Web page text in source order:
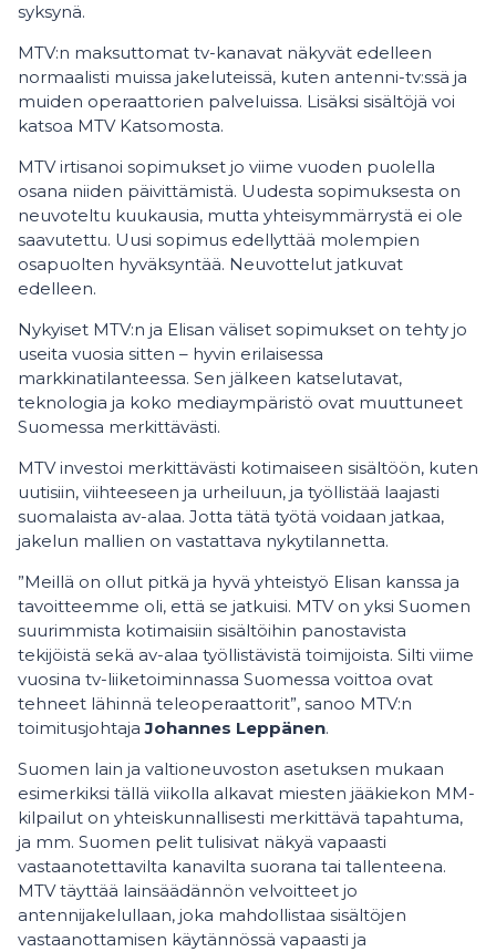
syksynä.
MTV:n maksuttomat tv-kanavat näkyvät edelleen
normaalisti muissa jakeluteissä, kuten antenni-tv:ssä ja
muiden operaattorien palveluissa. Lisäksi sisältöjä voi
katsoa MTV Katsomosta.
MTV irtisanoi sopimukset jo viime vuoden puolella
osana niiden päivittämistä. Uudesta sopimuksesta on
neuvoteltu kuukausia, mutta yhteisymmärrystä ei ole
saavutettu. Uusi sopimus edellyttää molempien
osapuolten hyväksyntää. Neuvottelut jatkuvat
edelleen.
Nykyiset MTV:n ja Elisan väliset sopimukset on tehty jo
useita vuosia sitten – hyvin erilaisessa
markkinatilanteessa. Sen jälkeen katselutavat,
teknologia ja koko mediaympäristö ovat muuttuneet
Suomessa merkittävästi.
MTV investoi merkittävästi kotimaiseen sisältöön, kuten
uutisiin, viihteeseen ja urheiluun, ja työllistää laajasti
suomalaista av-alaa. Jotta tätä työtä voidaan jatkaa,
jakelun mallien on vastattava nykytilannetta.
”Meillä on ollut pitkä ja hyvä yhteistyö Elisan kanssa ja
tavoitteemme oli, että se jatkuisi. MTV on yksi Suomen
suurimmista kotimaisiin sisältöihin panostavista
tekijöistä sekä av-alaa työllistävistä toimijoista. Silti viime
vuosina tv-liiketoiminnassa Suomessa voittoa ovat
tehneet lähinnä teleoperaattorit”, sanoo MTV:n
toimitusjohtajaJohannes Leppänen.
Suomen lain ja valtioneuvoston asetuksen mukaan
esimerkiksi tällä viikolla alkavat miesten jääkiekon MM-
kilpailut on yhteiskunnallisesti merkittävä tapahtuma,
ja mm. Suomen pelit tulisivat näkyä vapaasti
vastaanotettavilta kanavilta suorana tai tallenteena.
MTV täyttää lainsäädännön velvoitteet jo
antennijakelullaan, joka mahdollistaa sisältöjen
vastaanottamisen käytännössä vapaasti ja